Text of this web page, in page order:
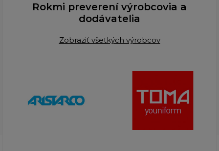
Rokmi preverení výrobcovia a
dodávatelia
Zobraziť všetkých výrobcov